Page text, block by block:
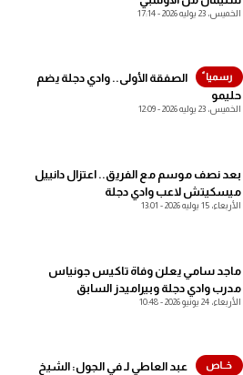
الخميس، 23 يوليه 2026 - 17:14
الصفقة الأولى.. وادي دجلة يضم
حليمو
الخميس، 23 يوليه 2026 - 12:09
بعد نصف موسم مع الفريق.. اعتزال دانييل
ميسكيتش لاعب وادي دجلة
الأربعاء، 15 يوليه 2026 - 13:01
ماجد سامي يعلن وفاة تاكيس جونياس
مدرب وادي دجلة وبيراميدز السابق
الأربعاء، 24 يونيو 2026 - 10:48
عبد العاطي لـ في الجول: الشيخ